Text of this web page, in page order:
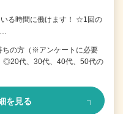
る時間に働けます！ ☆1回の
…
の方（※アンケートに必要
◎20代、30代、40代、50代の
を見る